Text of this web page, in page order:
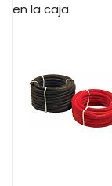
en la caja.